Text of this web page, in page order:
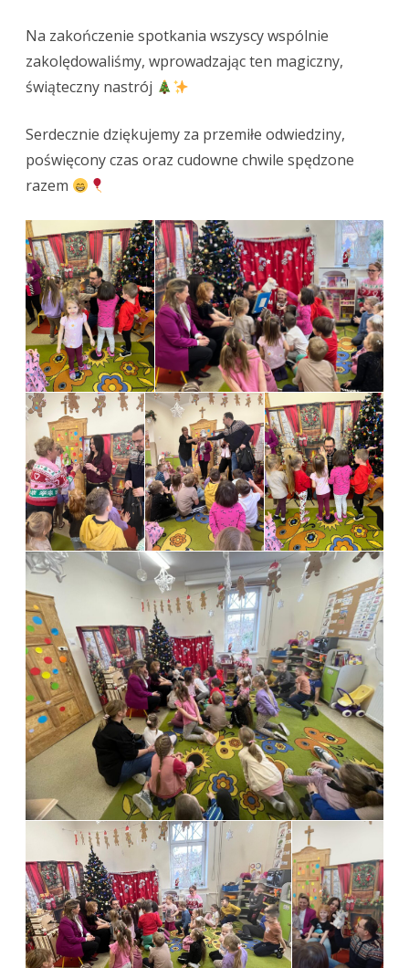
Na zakończenie spotkania wszyscy wspólnie
zakolędowaliśmy, wprowadzając ten magiczny,
świąteczny nastrój
Serdecznie dziękujemy za przemiłe odwiedziny,
poświęcony czas oraz cudowne chwile spędzone
razem